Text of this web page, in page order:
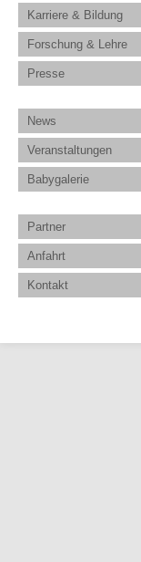
Karriere & Bildung
Forschung & Lehre
Presse
News
Veranstaltungen
Babygalerie
Partner
Anfahrt
Kontakt